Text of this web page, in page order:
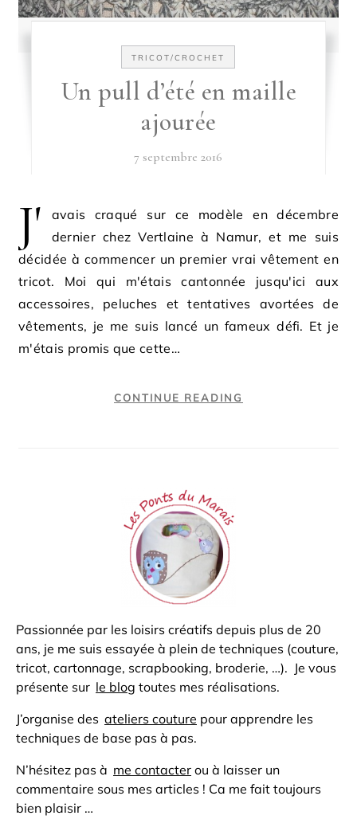
TRICOT/CROCHET
Un pull d’été en maille
ajourée
7 septembre 2016
J'
avais craqué sur ce modèle en décembre
dernier chez Vertlaine à Namur, et me suis
décidée à commencer un premier vrai vêtement en
tricot. Moi qui m'étais cantonnée jusqu'ici aux
accessoires, peluches et tentatives avortées de
vêtements, je me suis lancé un fameux défi. Et je
m'étais promis que cette…
CONTINUE READING
Passionnée par les loisirs créatifs depuis plus de 20
ans, je me suis essayée à plein de techniques (couture,
tricot, cartonnage, scrapbooking, broderie, …). Je vous
présente sur le blog toutes mes réalisations.
J’organise des ateliers couture pour apprendre les
techniques de base pas à pas.
N’hésitez pas à me contacter ou à laisser un
commentaire sous mes articles ! Ca me fait toujours
bien plaisir …